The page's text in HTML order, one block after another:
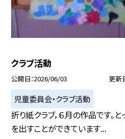
クラブ活動
公開日 2026/06/03 更新
児童委員会・クラブ活動
折り紙クラブ，６月の作品です。
を出すことができています...